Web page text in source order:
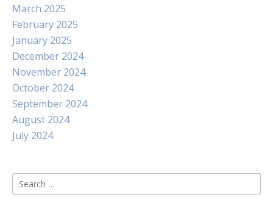
March 2025
February 2025
January 2025
December 2024
November 2024
October 2024
September 2024
August 2024
July 2024
Search
for: